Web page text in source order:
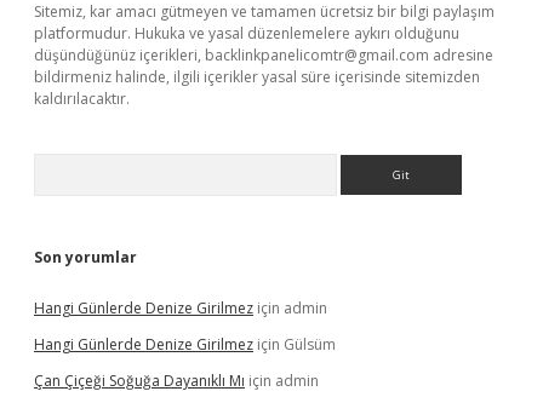
Sitemiz, kar amacı gütmeyen ve tamamen ücretsiz bir bilgi paylaşım
platformudur. Hukuka ve yasal düzenlemelere aykırı olduğunu
düşündüğünüz içerikleri, backlinkpanelicomtr@gmail.com adresine
bildirmeniz halinde, ilgili içerikler yasal süre içerisinde sitemizden
kaldırılacaktır.
Son yorumlar
Hangi Günlerde Denize Girilmez için admin
Hangi Günlerde Denize Girilmez için Gülsüm
Çan Çiçeği Soğuğa Dayanıklı Mı için admin